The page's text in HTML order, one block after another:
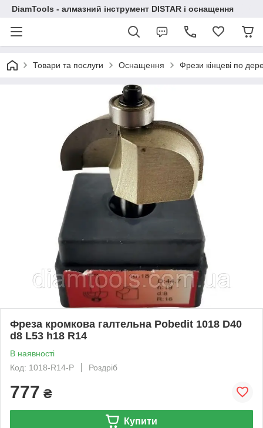
DiamTools - алмазний інструмент DISTAR і оснащення
Товари та послуги Оснащення Фрези кінцеві по
Фреза кромкова галтельна Pobedit 1018 D40
d8 L53 h18 R14
В наявності
Код: 1018-R14-P
Роздріб
777 ₴
Купити